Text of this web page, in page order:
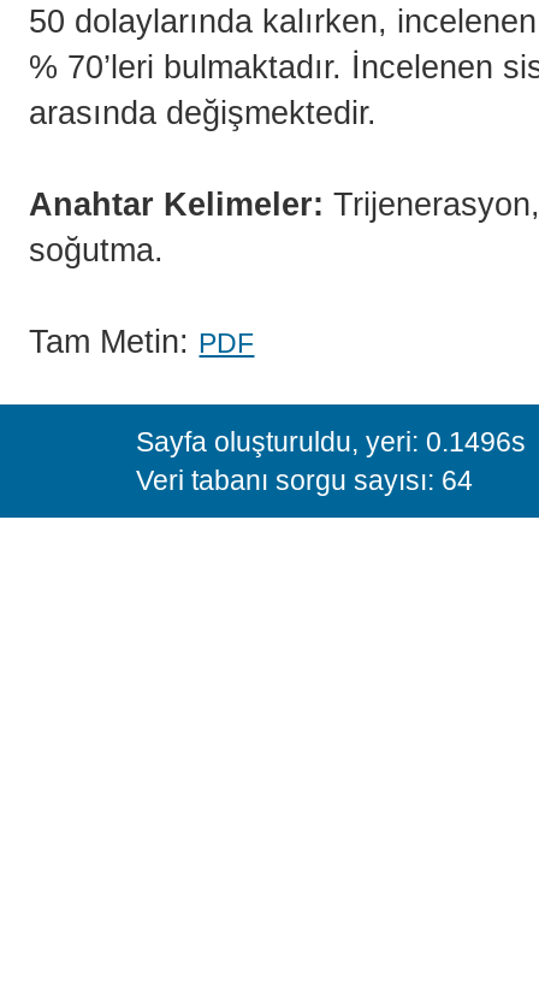
50 dolaylarında kalırken,
% 70’leri bulmaktadır. İncelenen
arasında değişmektedir.
Anahtar Kelimeler:
soğutma.
Tam Metin: PDF
Sayfa oluşturuldu, yeri: 0.1496s
Veri tabanı sorgu sayısı: 64